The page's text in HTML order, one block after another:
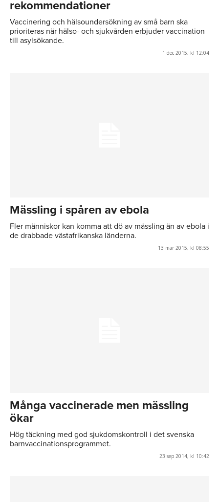
rekommendationer
Vaccinering och hälsoundersökning av små barn ska
prioriteras när hälso- och sjukvården erbjuder vaccination
till asylsökande.
1 dec 2015, kl 12:04
Mässling i spåren av ebola
Fler människor kan komma att dö av mässling än av ebola i
de drabbade västafrikanska länderna.
13 mar 2015, kl 08:55
Många vaccinerade men mässling
ökar
Hög täckning med god sjukdomskontroll i det svenska
barnvaccinationsprogrammet.
23 sep 2014, kl 10:42